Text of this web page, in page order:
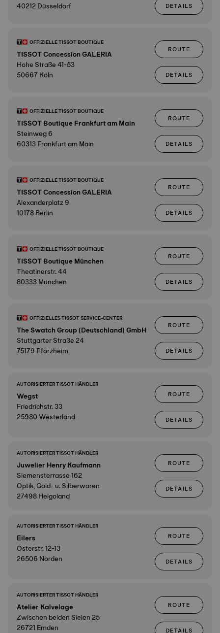
40212 Düsseldorf
DETAILS
OFFIZIELLE TISSOT BOUTIQUE
TISSOT Concession GALERIA
Hohe Straße 41-53
50667 Köln
ROUTE
DETAILS
OFFIZIELLE TISSOT BOUTIQUE
TISSOT Boutique Frankfurt am Main
Steinweg 6
60313 Frankfurt am Main
ROUTE
DETAILS
OFFIZIELLE TISSOT BOUTIQUE
TISSOT Concession GALERIA
Alexanderplatz 9
10178 Berlin
ROUTE
DETAILS
OFFIZIELLE TISSOT BOUTIQUE
TISSOT Boutique München
Theatinerstr. 44
80333 München
ROUTE
DETAILS
OFFIZIELLES TISSOT SERVICE-CENTER
The Swatch Group (Deutschland) GmbH
Stuttgarter Straße 24
75179 Pforzheim
ROUTE
DETAILS
AUTORISIERTER TISSOT HÄNDLER
Wegst
Friedrichstr. 33
25980 Westerland
ROUTE
DETAILS
AUTORISIERTER TISSOT HÄNDLER
Juwelier Henry Kaufmann
Siemensterrasse 162
Optik, Gold- u. Silberwaren
27498 Helgoland
ROUTE
DETAILS
AUTORISIERTER TISSOT HÄNDLER
Eilers
Osterstr. 12-13
26506 Norden
ROUTE
DETAILS
AUTORISIERTER TISSOT HÄNDLER
Atelier Kalvelage
Zwischen beiden Sielen 25
26721 Emden
ROUTE
DETAILS